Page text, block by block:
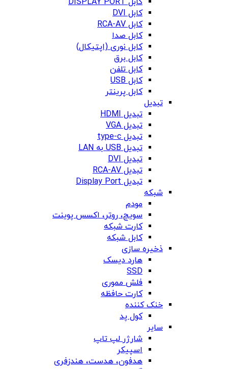
کابل DVI
کابل RCA-AV
کابل صدا
کابل نوری (اپتیکال)
کابل برق
کابل تلفن
کابل USB
کابل پرینتر
تبدیل
تبدیل HDMI
تبدیل VGA
تبدیل type-c
تبدیل USB به LAN
تبدیل DVI
تبدیل RCA-AV
تبدیل Display Port
شبکه
مودم
سویچ، روتر، اکسس پوینت
کارت شبکه
کابل شبکه
ذخیره سازی
هارد دیسک
SSD
فلش مموری
کارت حافظه
خنک کننده
کول پد
سایر
شارژر لپ تاپ
اسپیکر
هدفون، هدست، هندزفری